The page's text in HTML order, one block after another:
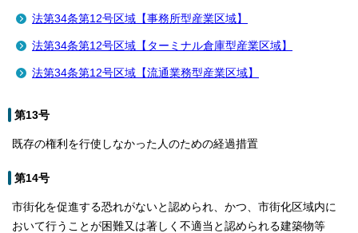
法第34条第12号区域【事務所型産業区域】
法第34条第12号区域【ターミナル倉庫型産業区域】
法第34条第12号区域【流通業務型産業区域】
第13号
既存の権利を行使しなかった人のための経過措置
第14号
市街化を促進する恐れがないと認められ、かつ、市街化区域内に
おいて行うことが困難又は著しく不適当と認められる建築物等